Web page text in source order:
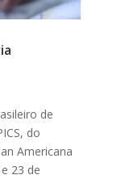
de
do
Americana
23 de